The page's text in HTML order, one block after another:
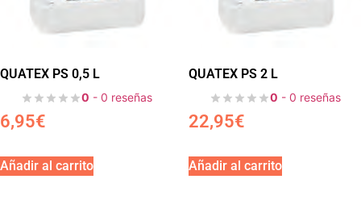
QUATEX PS 0,5 L
0 - 0 reseñas
6,95€
Añadir al carrito
QUATEX PS 2 L
0 - 0 reseñas
22,95€
Añadir al carrito